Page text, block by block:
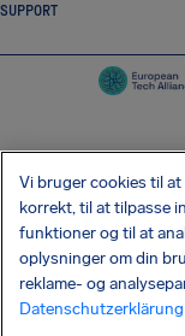
SUPPORT
Vi bruger cookies til
korrekt, til at tilpasse
funktioner og til at
oplysninger om din
reklame- og
Datenschutzerklärung